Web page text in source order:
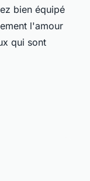
bien équipé
l'amour
qui sont